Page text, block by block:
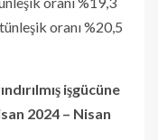
oranı %20,5
işgücüne
2024 – Nisan